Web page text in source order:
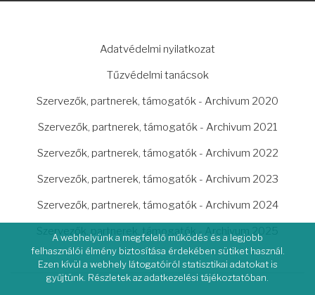
Adatvédelmi nyilatkozat
Tűzvédelmi tanácsok
Szervezők, partnerek, támogatók - Archivum 2020
Szervezők, partnerek, támogatók - Archivum 2021
Szervezők, partnerek, támogatók - Archivum 2022
Szervezők, partnerek, támogatók - Archivum 2023
Szervezők, partnerek, támogatók - Archivum 2024
Szervezők, partnerek, támogatók - Archivum 2025
A webhelyünk a megfelelő működés és a legjobb
felhasználói élmény biztosítása érdekében sütiket használ.
Ezen kívül a webhely látogatóiról statisztikai adatokat is
gyűjtünk. Részletek az adatkezelési tájékoztatóban.